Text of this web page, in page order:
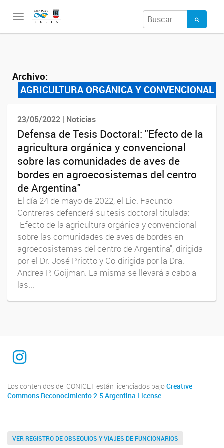
Toggle
Archivo:
AGRICULTURA ORGÁNICA Y CONVENCIONAL
23/05/2022 | Noticias
Defensa de Tesis Doctoral: "Efecto de la
agricultura orgánica y convencional
sobre las comunidades de aves de
bordes en agroecosistemas del centro
de Argentina"
El día 24 de mayo de 2022, el Lic. Facundo
Contreras defenderá su tesis doctoral titulada:
"Efecto de la agricultura orgánica y convencional
sobre las comunidades de aves de bordes en
agroecosistemas del centro de Argentina", dirigida
por el Dr. José Priotto y Co-dirigida por la Dra.
Andrea P. Goijman. La misma se llevará a cabo a
las...
Instagram
Los contenidos del CONICET están licenciados bajo Creative
Commons Reconocimiento 2.5 Argentina License
VER REGISTRO DE OBSEQUIOS Y VIAJES DE FUNCIONARIOS